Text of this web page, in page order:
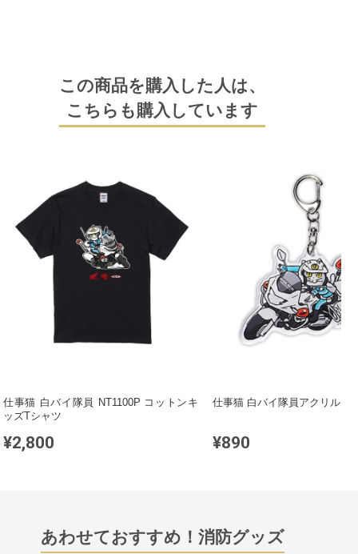
この商品を購入した人は、
こちらも購入しています
仕事猫 白バイ隊員 NT1100P コットンキ
ッズTシャツ
¥2,800
仕事猫 白バイ隊員アクリルキ
¥890
あわせておすすめ！消防グッズ